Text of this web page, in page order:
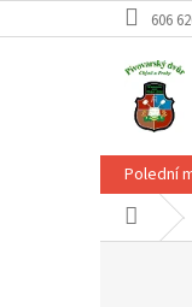
na
606
Polední
Domů